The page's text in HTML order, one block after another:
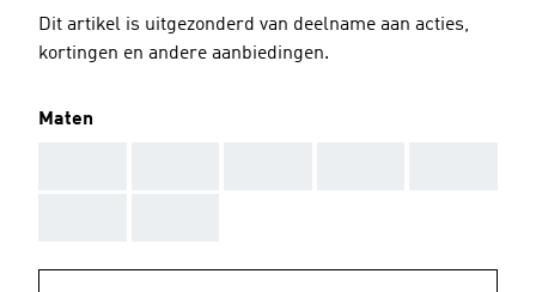
Dit artikel is uitgezonderd van deelname aan acties,
kortingen en andere aanbiedingen.
Maten